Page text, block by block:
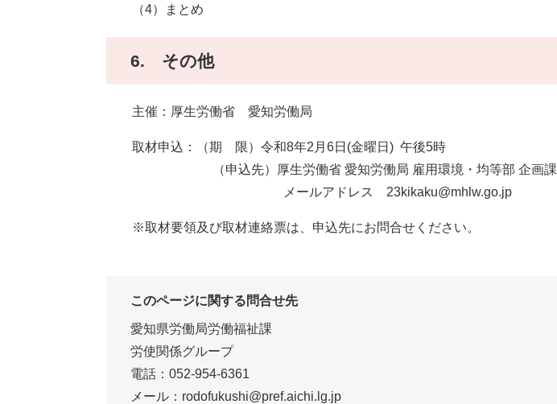
（4）まとめ
6. その他
主催：厚生労働省 愛知労働局
取材申込：（期 限）令和8年2月6日(金曜日) 午後5時
（申込先）厚生労働省 愛知労働局 雇用環境・均等部 企画課
メールアドレス 23kikaku@mhlw.go.jp
※取材要領及び取材連絡票は、申込先にお問合せください。
このページに関する問合せ先
愛知県労働局労働福祉課
労使関係グループ
電話：052-954-6361
メール：rodofukushi@pref.aichi.lg.jp